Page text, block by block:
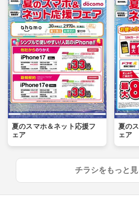
夏のスマホ＆ネット応援フ
ェア
夏の
ェア
チラシをもっと